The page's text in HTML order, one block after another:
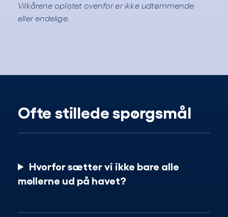
Vilkårene oplistet ovenfor er ikke udtømmende
eller endelige.
Ofte stillede spørgsmål
Hvorfor sætter vi ikke bare alle
møllerne ud på havet?